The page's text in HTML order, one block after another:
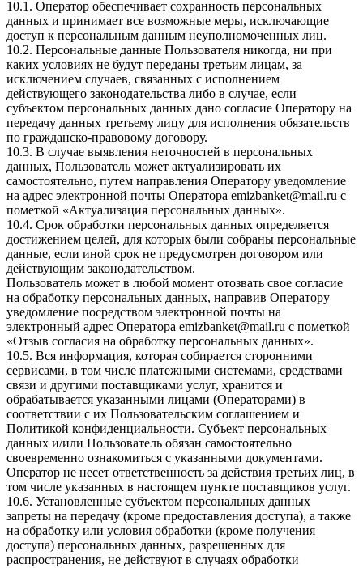
10.1. Оператор обеспечивает сохранность персональных
данных и принимает все возможные меры, исключающие
доступ к персональным данным неуполномоченных лиц.
10.2. Персональные данные Пользователя никогда, ни при
каких условиях не будут переданы третьим лицам, за
исключением случаев, связанных с исполнением
действующего законодательства либо в случае, если
субъектом персональных данных дано согласие Оператору на
передачу данных третьему лицу для исполнения обязательств
по гражданско-правовому договору.
10.3. В случае выявления неточностей в персональных
данных, Пользователь может актуализировать их
самостоятельно, путем направления Оператору уведомление
на адрес электронной почты Оператора emizbanket@mail.ru с
пометкой «Актуализация персональных данных».
10.4. Срок обработки персональных данных определяется
достижением целей, для которых были собраны персональные
данные, если иной срок не предусмотрен договором или
действующим законодательством.
Пользователь может в любой момент отозвать свое согласие
на обработку персональных данных, направив Оператору
уведомление посредством электронной почты на
электронный адрес Оператора emizbanket@mail.ru с пометкой
«Отзыв согласия на обработку персональных данных».
10.5. Вся информация, которая собирается сторонними
сервисами, в том числе платежными системами, средствами
связи и другими поставщиками услуг, хранится и
обрабатывается указанными лицами (Операторами) в
соответствии с их Пользовательским соглашением и
Политикой конфиденциальности. Субъект персональных
данных и/или Пользователь обязан самостоятельно
своевременно ознакомиться с указанными документами.
Оператор не несет ответственность за действия третьих лиц, в
том числе указанных в настоящем пункте поставщиков услуг.
10.6. Установленные субъектом персональных данных
запреты на передачу (кроме предоставления доступа), а также
на обработку или условия обработки (кроме получения
доступа) персональных данных, разрешенных для
распространения, не действуют в случаях обработки